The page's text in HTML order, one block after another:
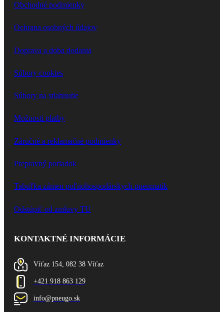
Obchodné podmienky
Ochrana osobných údajov
Doprava a doba dodania
Súbory cookies
Súbory na stiahnutie
Možnosti platby
Záručné a reklamačné podmienky
Prepravný poriadok
Tabuľka zámen poľnohospodárskych pneumatík
Odstúpiť od zmluvy TU
KONTAKTNÉ INFORMÁCIE
Víťaz 154, 082 38 Víťaz
+421 918 863 129
info@pneugo.sk